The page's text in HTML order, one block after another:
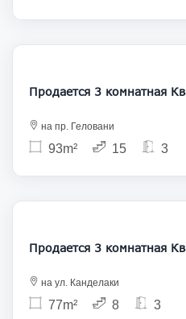
на пр. Геловани
93m² 15 3
на ул. Канделаки
77m² 8 3